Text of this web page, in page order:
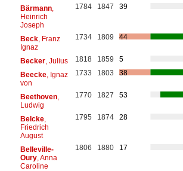
Bärmann,
Heinrich
Joseph
1784 1847 39
Beck, Franz
Ignaz
1734 1809 44
Becker, Julius 1818 1859
5
Beecke, Ignaz
von
1733 1803 38
Beethoven,
Ludwig
1770 1827 53
Belcke,
Friedrich
August
1795 1874 28
Belleville-
Oury, Anna
Caroline
1806 1880 17